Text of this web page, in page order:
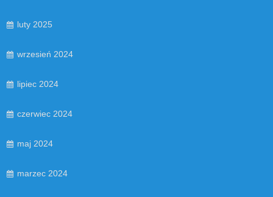
luty 2025
wrzesień 2024
lipiec 2024
czerwiec 2024
maj 2024
marzec 2024